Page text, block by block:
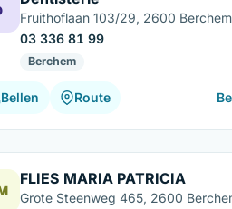
Fruithoflaan 103/29, 2600 Berchem
03 336 81 99
Berchem
Bellen Route
FLIES MARIA PATRICIA
Grote Steenweg 465, 2600